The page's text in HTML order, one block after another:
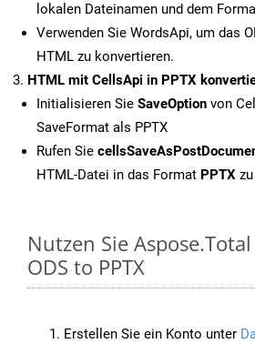
lokalen Dateinamen und dem
Verwenden Sie WordsApi, um das
HTML zu konvertieren.
HTML mit CellsApi in PPTX
Initialisieren Sie SaveOption von
SaveFormat als PPTX
Rufen Sie
HTML-Datei in das Format PPTX
Nutzen Sie Aspose.Total
ODS to PPTX
Erstellen Sie ein Konto unter